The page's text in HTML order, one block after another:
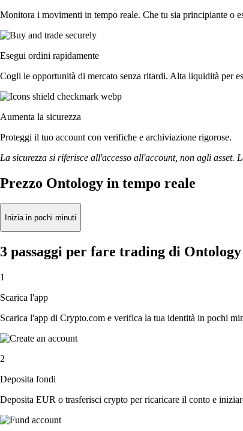
Monitora i movimenti in tempo reale. Che tu sia principiante o
Esegui ordini rapidamente
Cogli le opportunità di mercato senza ritardi. Alta liquidità per
Aumenta la sicurezza
Proteggi il tuo account con verifiche e archiviazione rigorose.
La sicurezza si riferisce all'accesso all'account, non agli
Prezzo Ontology in tempo reale
Inizia in pochi minuti
3 passaggi per fare trading di Ontology
1
Scarica l'app
Scarica l'app di Crypto.com e verifica la tua identità in pochi
2
Deposita fondi
Deposita EUR o trasferisci crypto per ricaricare il conto e